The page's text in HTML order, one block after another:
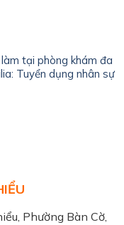
tại phòng khám đa
Tuyển dụng nhân sự
Phường Bàn Cờ,